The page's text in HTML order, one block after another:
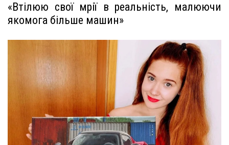
«Втілюю свої мрії в реальність, малюючи
якомога більше машин»